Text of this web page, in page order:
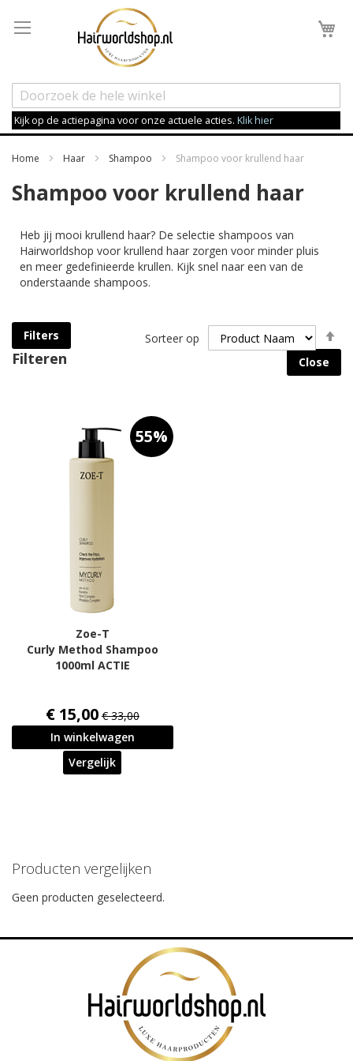
Kijk op de actiepagina voor onze actuele acties. Klik hier
Home Haar Shampoo Shampoo voor krullend haar
Shampoo voor krullend haar
Heb jij mooi krullend haar? De selectie shampoos van
Hairworldshop voor krullend haar zorgen voor minder pluis
en meer gedefinieerde krullen. Kijk snel naar een van de
onderstaande shampoos.
Filters
Filteren Close
Sorteer op
55%
Zoe-T
Curly Method Shampoo
1000ml ACTIE
€ 15,00 € 33,00
In winkelwagen
Vergelijk
Producten vergelijken
Geen producten geselecteerd.